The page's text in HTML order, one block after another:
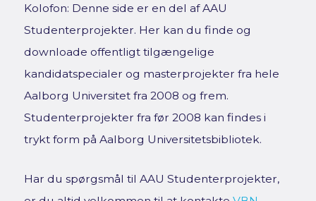
Kolofon: Denne side er en del af AAU
Studenterprojekter. Her kan du finde og
downloade offentligt tilgængelige
kandidatspecialer og masterprojekter fra hele
Aalborg Universitet fra 2008 og frem.
Studenterprojekter fra før 2008 kan findes i
trykt form på Aalborg Universitetsbibliotek.
Har du spørgsmål til AAU Studenterprojekter,